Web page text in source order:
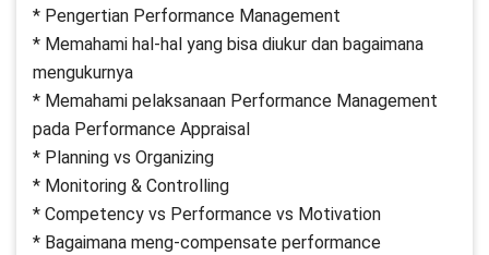
* Pengertian Performance Management
* Memahami hal-hal yang bisa diukur dan bagaimana
mengukurnya
* Memahami pelaksanaan Performance Management
pada Performance Appraisal
* Planning vs Organizing
* Monitoring & Controlling
* Competency vs Performance vs Motivation
* Bagaimana meng-compensate performance